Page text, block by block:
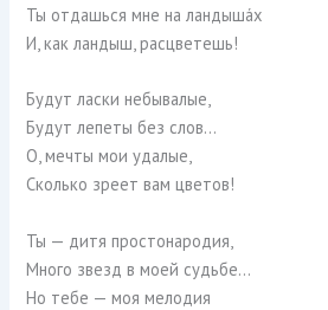
Ты отдашься мне на ландышáх
И, как ландыш, расцветешь!
Будут ласки небывалые,
Будут лепеты без слов…
О, мечты мои удалые,
Сколько зреет вам цветов!
Ты — дитя простонародия,
Много звезд в моей судьбе…
Но тебе — моя мелодия